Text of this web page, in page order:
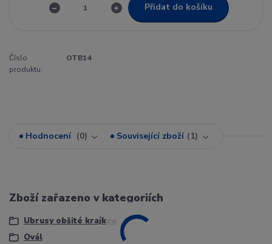
Přidat do košíku
Číslo
produktu:
OTB14
Hodnocení 0 Související zboží 1
Zboží zařazeno v kategoriích
Ubrusy obšité krajkou
Ovál